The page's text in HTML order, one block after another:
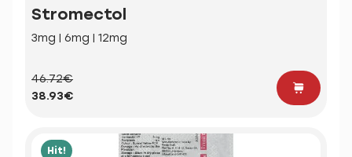
Stromectol
3mg | 6mg | 12mg
46.72€
38.93€
Hit!